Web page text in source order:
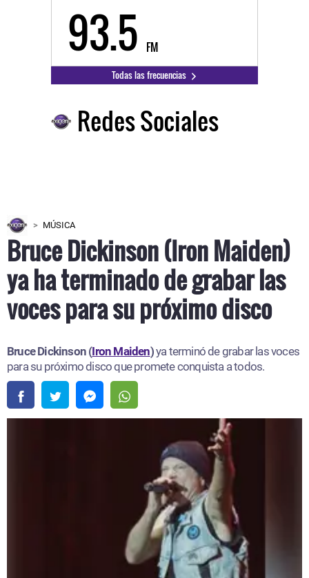
93.5 FM
Todas las frecuencias
Redes Sociales
MÚSICA
Bruce Dickinson (Iron Maiden)
ya ha terminado de grabar las
voces para su próximo disco
Bruce Dickinson (Iron Maiden)ya terminó de grabar las voces
para su próximo disco que promete conquista a todos.